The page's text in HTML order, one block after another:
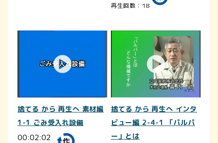
再生回数：18
捨てる から 再生へ 素材編
1-1 ごみ受入れ設備
00:02:02
捨てる から 再生へ インタ
ビュー編 2-4-1 「パルパ
ー」とは